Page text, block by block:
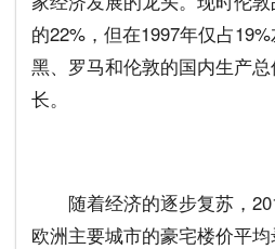
的22%，但在1997年仅占
黑、罗马和伦敦的国内生产
长。
随着经济的逐步复苏，
欧洲主要城市的豪宅楼价平